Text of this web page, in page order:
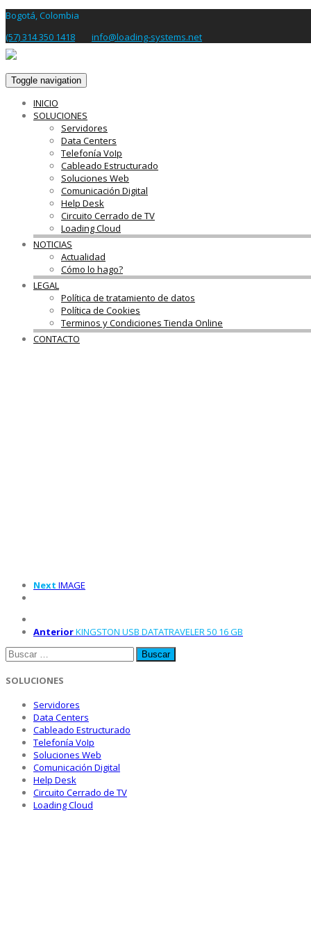
Bogotá, Colombia
(57) 314 350 1418
info@loading-systems.net
Toggle navigation
INICIO
SOLUCIONES
Servidores
Data Centers
Telefonía VoIp
Cableado Estructurado
Soluciones Web
Comunicación Digital
Help Desk
Circuito Cerrado de TV
Loading Cloud
NOTICIAS
Actualidad
Cómo lo hago?
LEGAL
Política de tratamiento de datos
Política de Cookies
Terminos y Condiciones Tienda Online
CONTACTO
Next IMAGE
AnteriorKINGSTON USB DATATRAVELER 50 16 GB
Buscar:
SOLUCIONES
Servidores
Data Centers
Cableado Estructurado
Telefonía VoIp
Soluciones Web
Comunicación Digital
Help Desk
Circuito Cerrado de TV
Loading Cloud